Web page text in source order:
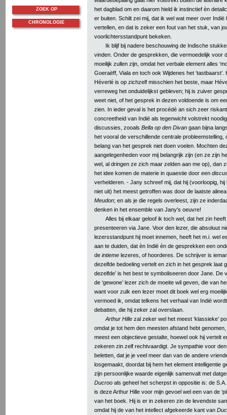
het dagblad om en daarom hield ik instinctief èn
er buiten. Schilt zei mij, dat ik wel wat meer over Indië
vertellen, en dat is zeker een fout van het stuk, van
voorlichtersstandpunt bekeken.
Ik blijf bij nadere beschouwing de Indische
vinden. Onder de gesprekken, die vermoedelijk voor
moeilijk zullen zijn, omdat het verbale element alles
Goeraëff, Viala en toch ook Wijdenes het
Héverlé is op zichzelf misschien het beste, maar
verreweg het onduidelijkst gebleven; hij is zuiver
weet niet, of het gesprek in dezen voldoende is om
zien. In ieder geval is het procédé an sich zeer
concreetheid van Indië als tegenwicht volstrekt
discussies, zooals Bella op den Divan gaan bijna
het vooral de verschillende centrale probleemstelling,
belang van het gesprek niet doen voelen. Mochten
aangelegenheden voor mij belangrijk zijn (en ze zijn
wel, al dringen ze zich maar zelden aan me op), dan
het idee komen de materie in quaestie door een
verhelderen. - Jany schreef mij, dat hij (voorloopig, hij
niet uit) het meest getroffen was door de laatste
Meudon; en als je die regels overleest, zijn ze
denken in het ensemble van Jany's oeuvre!
Alles bij elkaar geloof ik toch wel, dat het zin
presenteeren via Jane. Voor den lezer, die absoluut
lezersstandpunt hij moet innemen, heeft het m.i. wel
aan te duiden, dat èn Indië èn de gesprekken een
de intieme lezeres, of hoorderes. De schrijver is
dezelfde bedoeling vertelt en zich in het gesprek laat
dezelfde’ is het best te symboliseeren door Jane. De
de ‘gewone’ lezer zich de moeite wil geven, die van
want voor zulk een lezer moet dit boek wel erg
vermoed ik, omdat telkens het verhaal van Indië
debatten, die hij zeker zal overslaan.
Arthur Hille zal zeker wel het meest ‘klassieke’
omdat je tot hem den meesten afstand hebt
meest een objectieve gestalte, hoewel ook hij vertelt
zekeren zin zelf rechtvaardigt. Je sympathie voor
beletten, dat je je veel meer dan van de andere
losgemaakt, doordat bij hem het element intelligentie
zijn persoonlijke waarde eigenlijk samenvalt met
Ducroo als geheel het scherpst in oppositie is: de
is deze Arthur Hille voor mijn gevoel wel een van de
van het boek. Hij is er in zekeren zin de levendste
omdat hij de van het intellect afgekeerde kant van
ZOEK OP
CHRONOLOGIE